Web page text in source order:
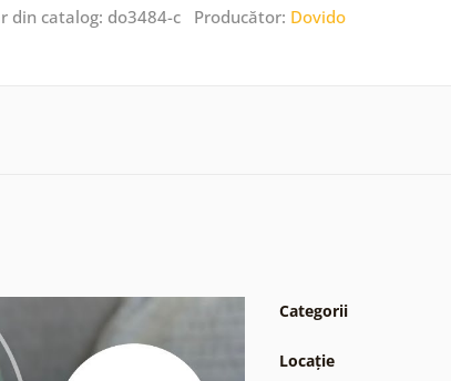
din catalog: do3484-c Producător: Dovido
Categorii
Locație